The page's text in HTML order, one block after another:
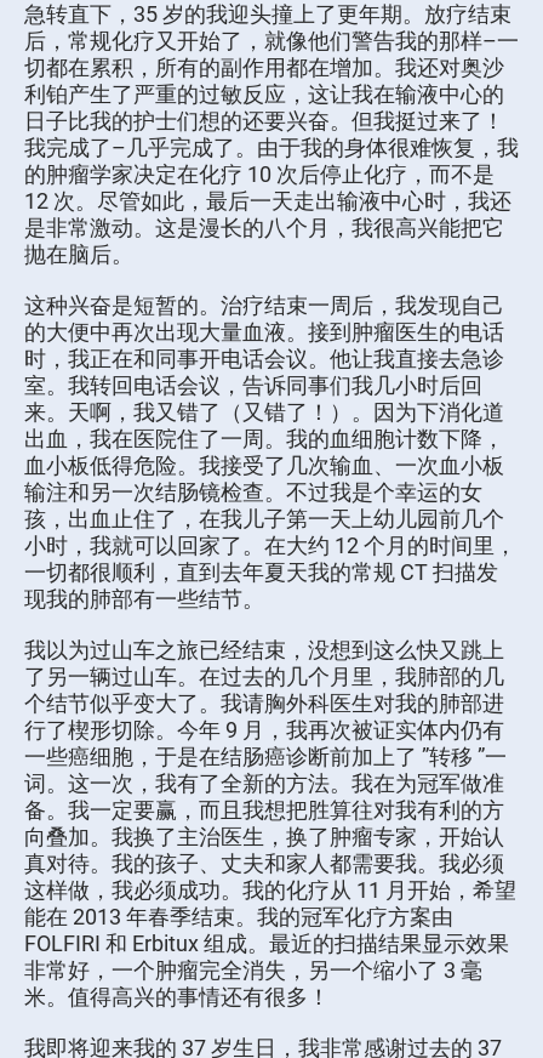
急转直下，35 岁的我迎头撞上了更年期。放疗结束
后，常规化疗又开始了，就像他们警告我的那样–一
切都在累积，所有的副作用都在增加。我还对奥沙
利铂产生了严重的过敏反应，这让我在输液中心的
日子比我的护士们想的还要兴奋。但我挺过来了！
我完成了–几乎完成了。由于我的身体很难恢复，我
的肿瘤学家决定在化疗 10 次后停止化疗，而不是
12 次。尽管如此，最后一天走出输液中心时，我还
是非常激动。这是漫长的八个月，我很高兴能把它
抛在脑后。
这种兴奋是短暂的。治疗结束一周后，我发现自己
的大便中再次出现大量血液。接到肿瘤医生的电话
时，我正在和同事开电话会议。他让我直接去急诊
室。我转回电话会议，告诉同事们我几小时后回
来。天啊，我又错了（又错了！）。因为下消化道
出血，我在医院住了一周。我的血细胞计数下降，
血小板低得危险。我接受了几次输血、一次血小板
输注和另一次结肠镜检查。不过我是个幸运的女
孩，出血止住了，在我儿子第一天上幼儿园前几个
小时，我就可以回家了。在大约 12 个月的时间里，
一切都很顺利，直到去年夏天我的常规 CT 扫描发
现我的肺部有一些结节。
我以为过山车之旅已经结束，没想到这么快又跳上
了另一辆过山车。在过去的几个月里，我肺部的几
个结节似乎变大了。我请胸外科医生对我的肺部进
行了楔形切除。今年 9 月，我再次被证实体内仍有
一些癌细胞，于是在结肠癌诊断前加上了 ”转移 ”一
词。这一次，我有了全新的方法。我在为冠军做准
备。我一定要赢，而且我想把胜算往对我有利的方
向叠加。我换了主治医生，换了肿瘤专家，开始认
真对待。我的孩子、丈夫和家人都需要我。我必须
这样做，我必须成功。我的化疗从 11 月开始，希望
能在 2013 年春季结束。我的冠军化疗方案由
FOLFIRI 和 Erbitux 组成。最近的扫描结果显示效果
非常好，一个肿瘤完全消失，另一个缩小了 3 毫
米。值得高兴的事情还有很多！
我即将迎来我的 37 岁生日，我非常感谢过去的 37